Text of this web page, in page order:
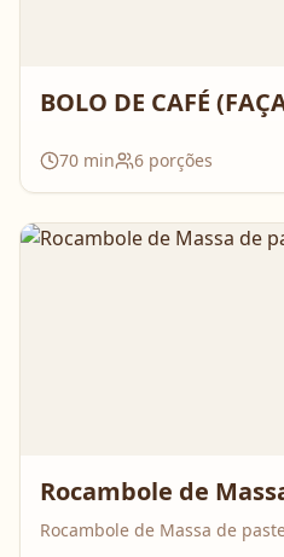
BOLO DE CAFÉ
70 min 6 porções
Rocambole de
Rocambole de Massa de